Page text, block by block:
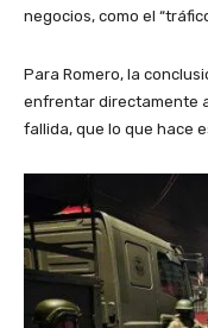
negocios, como el
Para Romero, la
enfrentar directamente
fallida, que lo que hace